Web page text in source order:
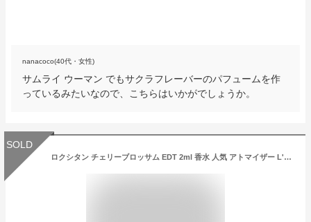
nanacoco(40代・女性)
サムライ ウーマン でもサクラフレーバーのパフュームを作
っているみたいなので、こちらはいかがでしょうか。
SOLD
ロクシタン チェリーブロッサム EDT 2ml 香水 人気 アトマイザー L'OCCITANE お試し サンプル ミニ レディース メンズ キャップ付き 【メール便 追跡無し】